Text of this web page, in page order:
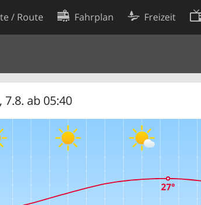
/ Route Fahrplan Freizeit
7.8. ab 05:40
Cookie-Einstellungen